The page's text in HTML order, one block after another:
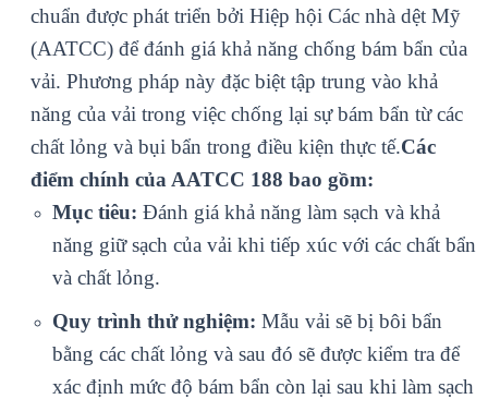
chuẩn được phát triển bởi Hiệp hội Các nhà dệt Mỹ
(AATCC) để đánh giá khả năng chống bám bẩn của
vải. Phương pháp này đặc biệt tập trung vào khả
năng của vải trong việc chống lại sự bám bẩn từ các
chất lỏng và bụi bẩn trong điều kiện thực tế.Các
điểm chính của AATCC 188 bao gồm:
Mục tiêu: Đánh giá khả năng làm sạch và khả
năng giữ sạch của vải khi tiếp xúc với các chất bẩn
và chất lỏng.
Quy trình thử nghiệm: Mẫu vải sẽ bị bôi bẩn
bằng các chất lỏng và sau đó sẽ được kiểm tra để
xác định mức độ bám bẩn còn lại sau khi làm sạch